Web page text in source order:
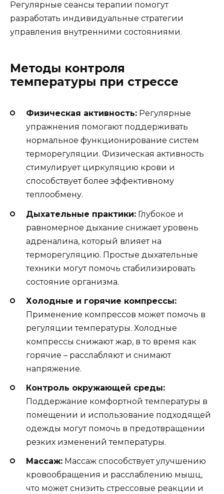
Регулярные сеансы терапии помогут
разработать индивидуальные стратегии
управления внутренними состояниями.
Методы контроля
температуры при стрессе
Физическая активность: Регулярные
упражнения помогают поддерживать
нормальное функционирование систем
терморегуляции. Физическая активность
стимулирует циркуляцию крови и
способствует более эффективному
теплообмену.
Дыхательные практики: Глубокое и
равномерное дыхание снижает уровень
адреналина, который влияет на
терморегуляцию. Простые дыхательные
техники могут помочь стабилизировать
состояние организма.
Холодные и горячие компрессы:
Применение компрессов может помочь в
регуляции температуры. Холодные
компрессы снижают жар, в то время как
горячие – расслабляют и снимают
напряжение.
Контроль окружающей среды:
Поддержание комфортной температуры в
помещении и использование подходящей
одежды могут помочь в предотвращении
резких изменений температуры.
Массаж: Массаж способствует улучшению
кровообращения и расслаблению мышц,
что может снизить стрессовые реакции и